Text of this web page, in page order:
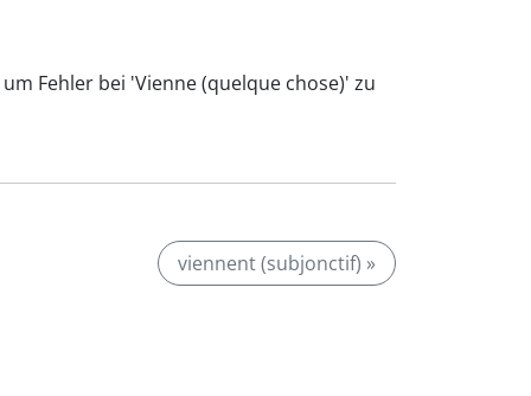
Fehler bei 'Vienne (quelque chose)' zu
viennent (subjonctif) »